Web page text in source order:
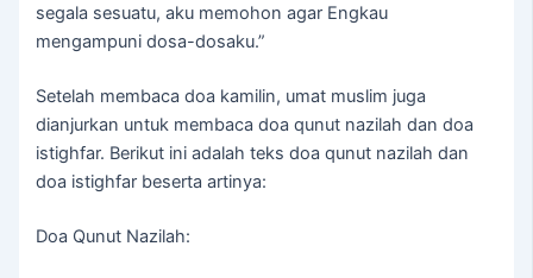
segala sesuatu, aku memohon agar Engkau
mengampuni dosa-dosaku.”
Setelah membaca doa kamilin, umat muslim juga
dianjurkan untuk membaca doa qunut nazilah dan doa
istighfar. Berikut ini adalah teks doa qunut nazilah dan
doa istighfar beserta artinya:
Doa Qunut Nazilah: